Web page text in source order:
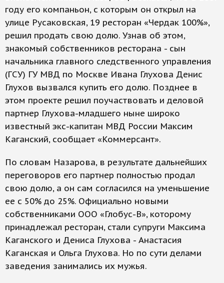
году его компаньон, с которым он открыл на
улице Русаковская, 19 ресторан «Чердак 100%»,
решил продать свою долю. Узнав об этом,
знакомый собственников ресторана - сын
начальника главного следственного управления
(ГСУ) ГУ МВД по Москве Ивана Глухова Денис
Глухов вызвался купить его долю. Позднее в
этом проекте решил поучаствовать и деловой
партнер Глухова-младшего ныне широко
известный экс-капитан МВД России Максим
Каганский, сообщает «Коммерсант».
По словам Назарова, в результате дальнейших
переговоров его партнер полностью продал
свою долю, а он сам согласился на уменьшение
ее с 50% до 25%. Официально новыми
собственниками ООО «Глобус-В», которому
принадлежал ресторан, стали супруги Максима
Каганского и Дениса Глухова - Анастасия
Каганская и Ольга Глухова. Но по сути делами
заведения занимались их мужья.